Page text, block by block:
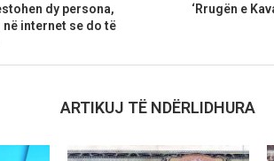
dy persona,
internet se do të
‘Rrugën e
ARTIKUJ TË NDËRLIDHURA